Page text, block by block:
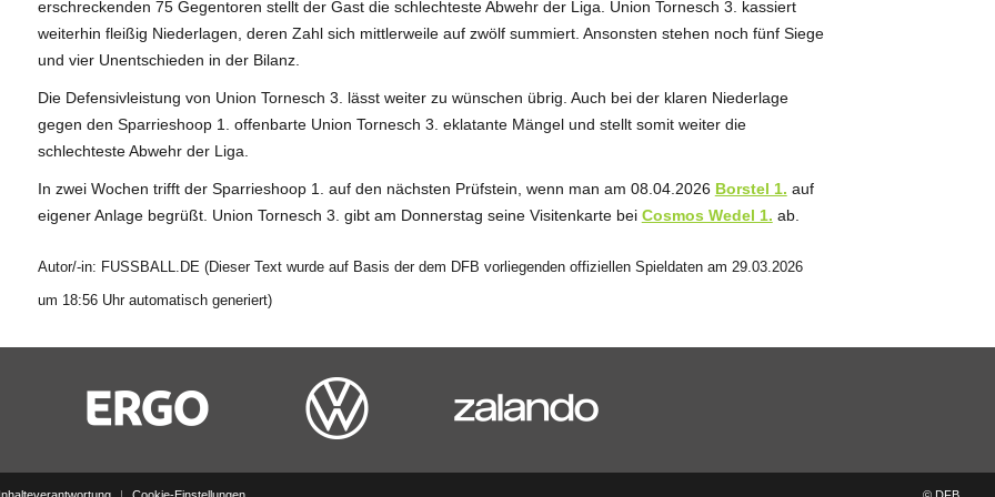
erschreckenden 75 Gegentoren stellt der Gast die schlechteste Abwehr der Liga. Union Tornesch 3. kassiert
weiterhin fleißig Niederlagen, deren Zahl sich mittlerweile auf zwölf summiert. Ansonsten stehen noch fünf Siege
und vier Unentschieden in der Bilanz.
Die Defensivleistung von Union Tornesch 3. lässt weiter zu wünschen übrig. Auch bei der klaren Niederlage
gegen den Sparrieshoop 1. offenbarte Union Tornesch 3. eklatante Mängel und stellt somit weiter die
schlechteste Abwehr der Liga.
In zwei Wochen trifft der Sparrieshoop 1. auf den nächsten Prüfstein, wenn man am 08.04.2026 Borstel 1. auf
eigener Anlage begrüßt. Union Tornesch 3. gibt am Donnerstag seine Visitenkarte bei Cosmos Wedel 1. ab.
Autor/-in: FUSSBALL.DE (Dieser Text wurde auf Basis der dem DFB vorliegenden offiziellen Spieldaten am 29.03.2026
um 18:56 Uhr automatisch generiert)